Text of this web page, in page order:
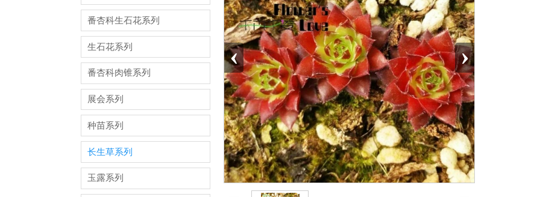
番杏科生石花系列
生石花系列
番杏科肉锥系列
展会系列
种苗系列
长生草系列
玉露系列
‹ ›